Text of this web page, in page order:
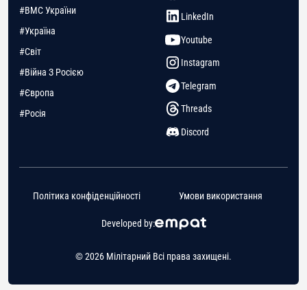
#ВМС України
#Україна
#Світ
#Війна З Росією
#Європа
#Росія
LinkedIn
Youtube
Instagram
Telegram
Threads
Discord
© 2026 Мілітарний Всі права захищені.
Developed by:
Політика конфіденційності Умови використання